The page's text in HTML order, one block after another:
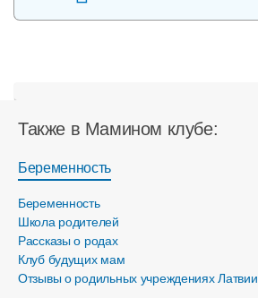
Также в Мамином клубе:
Беременность
Беременность
Школа родителей
Рассказы о родах
Клуб будущих мам
Отзывы о родильных учреждениях Латвии